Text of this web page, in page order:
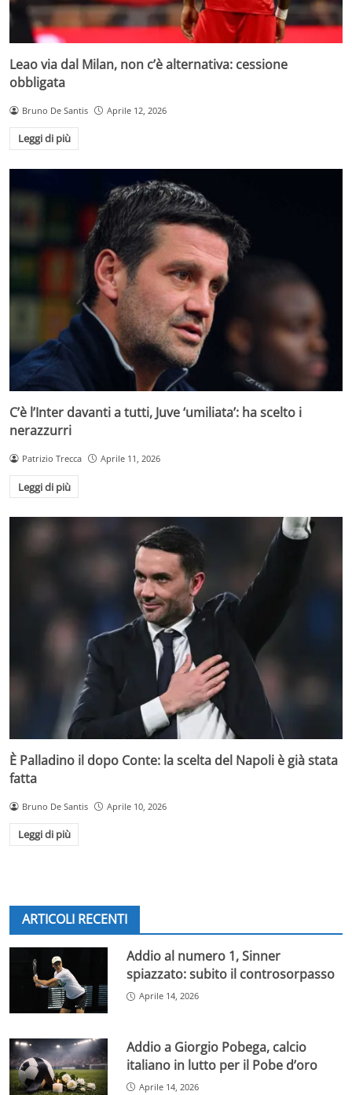
Leao via dal Milan, non c’è alternativa: cessione
obbligata
Bruno De Santis Aprile 12, 2026
Leggi di più
C’è l’Inter davanti a tutti, Juve ‘umiliata’: ha scelto i
nerazzurri
Patrizio Trecca Aprile 11, 2026
Leggi di più
È Palladino il dopo Conte: la scelta del Napoli è già stata
fatta
Bruno De Santis Aprile 10, 2026
Leggi di più
ARTICOLI RECENTI
Addio al numero 1, Sinner
spiazzato: subito il controsorpasso
Aprile 14, 2026
Addio a Giorgio Pobega, calcio
italiano in lutto per il Pobe d’oro
Aprile 14, 2026